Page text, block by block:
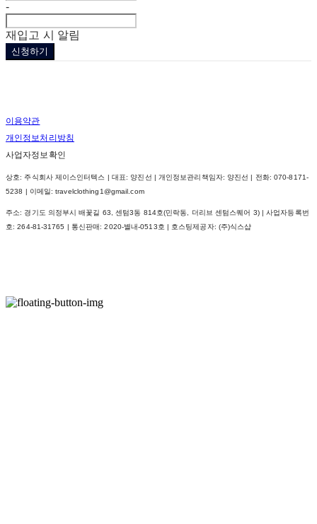
-
재입고 시 알림
신청하기
이용약관
개인정보처리방침
사업자정보확인
상호: 주식회사 제이스인터텍스 | 대표: 양진선 | 개인정보관리책임자: 양진선 | 전화: 070-8171-
5238 | 이메일: travelclothing1@gmail.com
주소: 경기도 의정부시 배꽃길 63, 센텀3동 814호(민락동, 더리브 센텀스퀘어 3) | 사업자등록번
호:264-81-31765 | 통신판매:2020-별내-0513호 | 호스팅제공자: (주)식스샵